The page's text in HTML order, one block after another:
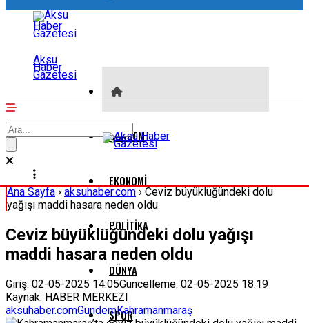
Aksu
Haber
Gazetesi
GÜNDEM
EKONOMI
POLITIKA
DÜNYA
SPOR
Ana Sayfa›aksuhaber.com›Ceviz büyüklüğündeki dolu
yağışı maddi hasara neden oldu
Ceviz büyüklüğündeki dolu yağışı
maddi hasara neden oldu
Giriş: 02-05-2025 14:05Güncelleme: 02-05-2025 18:19
Kaynak: HABER MERKEZI
aksuhaber.comGündemKahramanmaraş